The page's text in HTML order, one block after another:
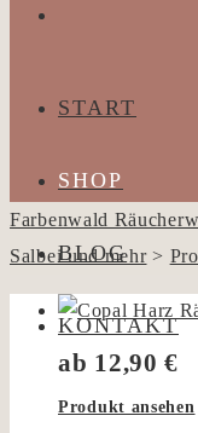
START
SHOP
BLOG
KONTAKT
Farbenwald
Salbei und mehr>
ab 12,90€
Produkt ansehen